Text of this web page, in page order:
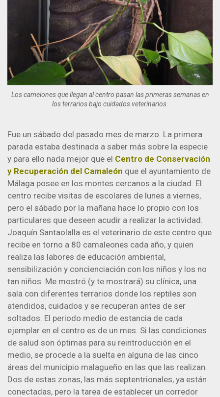
Los camelones que llegan al centro pasan las primeras semanas en
los terrarios bajo cuidados veterinarios.
Fue un sábado del pasado mes de marzo. La primera
parada estaba destinada a saber más sobre la especie
y para ello nada mejor que el Centro de Conservación
y Recuperación del Camaleón que el ayuntamiento de
Málaga posee en los montes cercanos a la ciudad. El
centro recibe visitas de escolares de lunes a viernes,
pero el sábado por la mañana hace lo propio con los
particulares que deseen acudir a realizar la actividad.
Joaquín Santaolalla es el veterinario de este centro que
recibe en torno a 80 camaleones cada año, y quien
realiza las labores de educación ambiental,
sensibilización y concienciación con los niños y los no
tan niños. Me mostró (y te mostrará) su clínica, una
sala con diferentes terrarios donde los reptiles son
atendidos, cuidados y se recuperan antes de ser
soltados. El periodo medio de estancia de cada
ejemplar en el centro es de un mes. Si las condiciones
de salud son óptimas para su reintroducción en el
medio, se procede a la suelta en alguna de las cinco
áreas del municipio malagueño en las que las realizan.
Dos de estas zonas, las más septentrionales, ya están
conectadas, pero la tarea de establecer un corredor